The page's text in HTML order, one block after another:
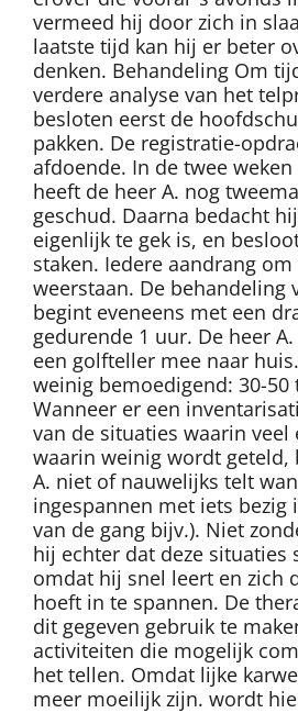
vermeed hij door zich in
laatste tijd kan hij er beter
denken. Behandeling Om
verdere analyse van het
besloten eerst de
pakken. De registratie-
afdoende. In de twee
heeft de heer A. nog
geschud. Daarna bedacht
eigenlijk te gek is, en
staken. Iedere aandrang
weerstaan. De behandeling
begint eveneens met een
gedurende 1 uur. De heer
een golfteller mee naar
weinig bemoedigend: 30-
Wanneer er een
van de situaties waarin veel
waarin weinig wordt geteld,
A. niet of nauwelijks telt
ingespannen met iets bezig
van de gang bijv.). Niet
hij echter dat deze situaties
omdat hij snel leert en zich
hoeft in te spannen. De
dit gegeven gebruik te
activiteiten die mogelijk
het tellen. Omdat lijke
meer moeilijk zijn. wordt